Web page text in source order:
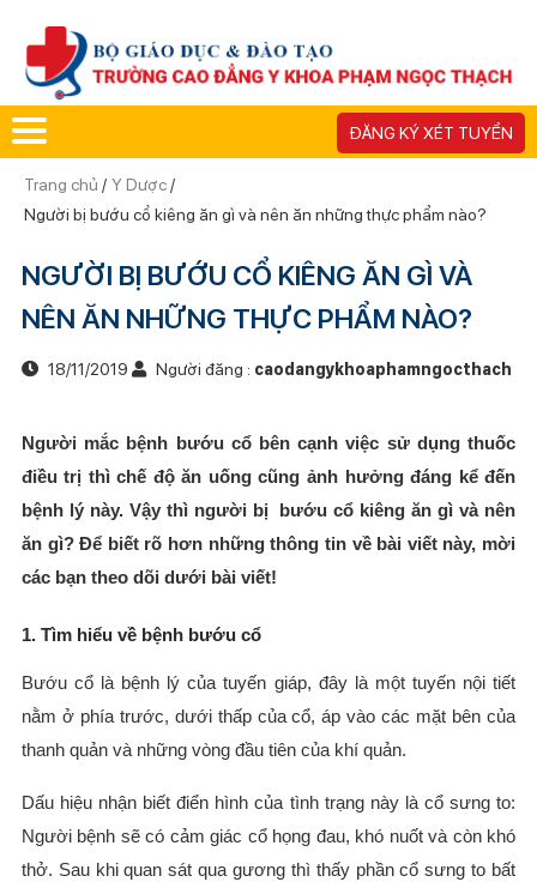
ĐĂNG KÝ XÉT TUYỂN
Trang chủ / Y Dược/
Người bị bướu cổ kiêng ăn gì và nên ăn những thực phẩm nào?
NGƯỜI BỊ BƯỚU CỔ KIÊNG ĂN GÌ VÀ
NÊN ĂN NHỮNG THỰC PHẨM NÀO?
18/11/2019 Người đăng : caodangykhoaphamngocthach
Người mắc bệnh bướu cổ bên cạnh việc sử dụng thuốc
điều trị thì chế độ ăn uống cũng ảnh hưởng đáng kể đến
bệnh lý này. Vậy thì người bị bướu cổ kiêng ăn gì và nên
ăn gì? Để biết rõ hơn những thông tin về bài viết này, mời
các bạn theo dõi dưới bài viết!
1. Tìm hiểu về bệnh bướu cổ
Bướu cổ là bệnh lý của tuyến giáp, đây là một tuyến nội tiết
nằm ở phía trước, dưới thấp của cổ, áp vào các mặt bên của
thanh quản và những vòng đầu tiên của khí quản.
Dấu hiệu nhận biết điển hình của tình trạng này là cổ sưng to:
Người bệnh sẽ có cảm giác cổ họng đau, khó nuốt và còn khó
thở. Sau khi quan sát qua gương thì thấy phần cổ sưng to bất